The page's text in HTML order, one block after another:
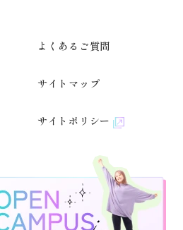
よくあるご質問
サイトマップ
サイトポリシー